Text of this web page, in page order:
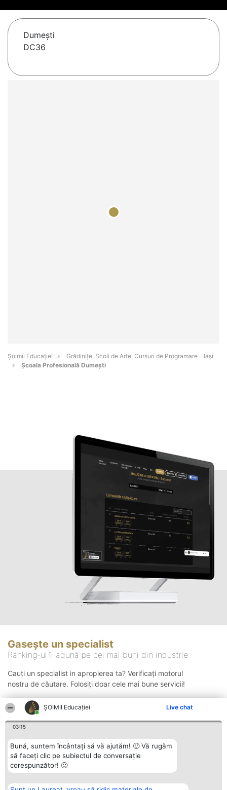
ȘOIMII Educației Live chat
03:15
Bună, suntem încântați să vă ajutăm! 🙂 Vă rugăm
să faceți clic pe subiectul de conversație
corespunzător! 🙂
Dumeşti
DC36
Șoimii Educației
Grădinițe, Școli de Arte, Cursuri de Programare - Iaşi
Școala Profesională Dumeşti
Gasește un specialist
Ranking-ul îi adună pe cei mai buni din industrie
Cauți un specialist in apropierea ta? Verificați motorul
nostru de căutare. Folosiți doar cele mai bune servicii!